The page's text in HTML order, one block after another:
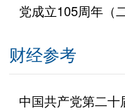
党成立105周年（二
财经参考
中国共产党第二